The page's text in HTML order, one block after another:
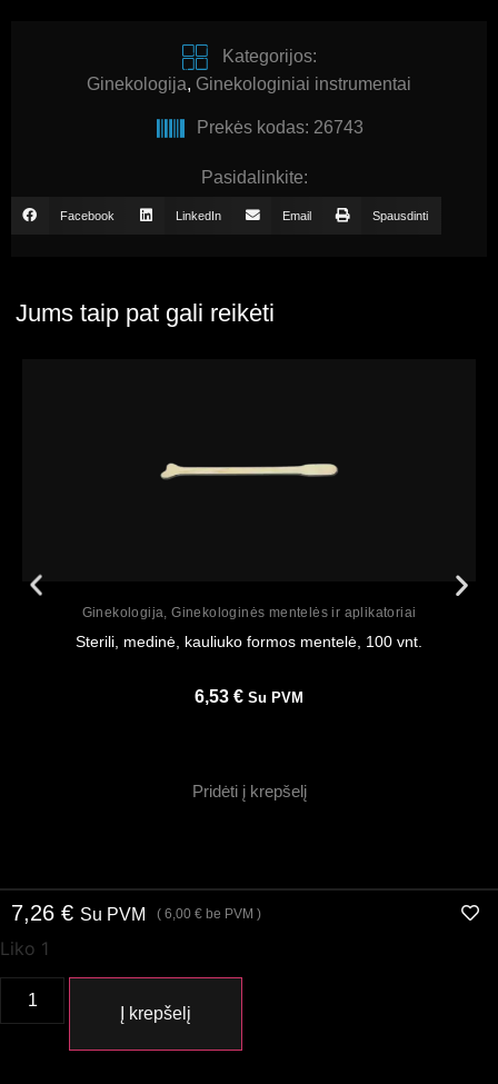
Kategorijos:
Ginekologija, Ginekologiniai instrumentai
Prekės kodas: 26743
Pasidalinkite:
Facebook LinkedIn Email Spausdinti
Jums taip pat gali reikėti
Ginekologija ,Ginekologinės mentelės ir aplikatoriai
Sterili, medinė, kauliuko formos mentelė, 100 vnt.
6,53 € Su PVM
Pridėti į krepšelį
7,26 € Su PVM ( 6,00 € be PVM )
Liko 1
Į krepšelį